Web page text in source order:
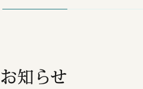
お知らせ